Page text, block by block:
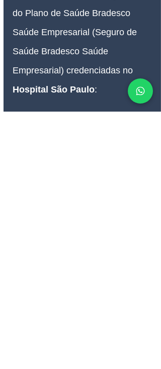
do Plano de Saúde Bradesco
Saúde Empresarial (Seguro de
Saúde Bradesco Saúde
Empresarial ) credenciadas no
Hospital São Paulo: